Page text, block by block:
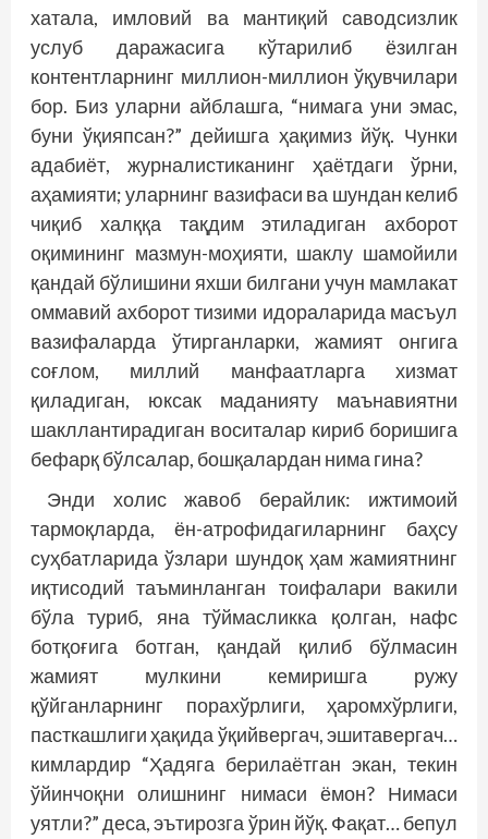
хатала, имловий ва мантиқий саводсизлик
услуб даражасига кўтарилиб ёзилган
контентларнинг миллион-миллион ўқувчилари
бор. Биз уларни айб­лашга, “нимага уни эмас,
буни ўқияпсан?” дейишга ҳақимиз йўқ. Чунки
адабиёт, журналистиканинг ҳаётдаги ўрни,
аҳамияти; уларнинг вазифаси ва шундан келиб
чиқиб халққа тақдим этиладиган ахборот
оқимининг мазмун-моҳияти, шаклу шамойили
қандай бўлишини яхши билгани учун мамлакат
оммавий ахборот тизими идораларида масъул
вазифаларда ўтирганларки, жамият онгига
соғлом, миллий манфаатларга хизмат
қиладиган, юксак маданияту маънавиятни
шакллантирадиган воситалар кириб боришига
бефарқ бўлсалар, бошқалардан нима гина?
Энди холис жавоб берайлик: ижтимоий
тармоқларда, ён-атрофидагиларнинг баҳсу
суҳбатларида ўзлари шундоқ ҳам жамиятнинг
иқтисодий таъминланган тоифалари вакили
бўла туриб, яна тўймасликка қолган, нафс
ботқоғига ботган, қандай қилиб бўлмасин
жамият мулкини кемиришга ружу
қўйганларнинг порахўрлиги, ҳаромхўрлиги,
пасткашлиги ҳақида ўқийвергач, эшитавергач…
кимлардир “Ҳадя­­га берилаётган экан, текин
ўйинчоқни олишнинг нимаси ёмон? Нимаси
уятли?” деса, эътирозга ўрин йўқ. Фақат… бепул